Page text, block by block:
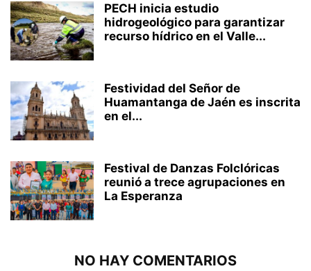
PECH inicia estudio
hidrogeológico para garantizar
recurso hídrico en el Valle...
Festividad del Señor de
Huamantanga de Jaén es inscrita
en el...
Festival de Danzas Folclóricas
reunió a trece agrupaciones en
La Esperanza
NO HAY COMENTARIOS